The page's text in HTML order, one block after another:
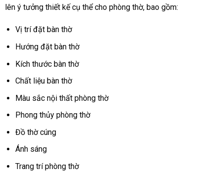
lên ý tưởng thiết kế cụ thể cho phòng thờ, bao gồm:
Vị trí đặt bàn thờ
Hướng đặt bàn thờ
Kích thước bàn thờ
Chất liệu bàn thờ
Màu sắc nội thất phòng thờ
Phong thủy phòng thờ
Đồ thờ cúng
Ánh sáng
Trang trí phòng thờ